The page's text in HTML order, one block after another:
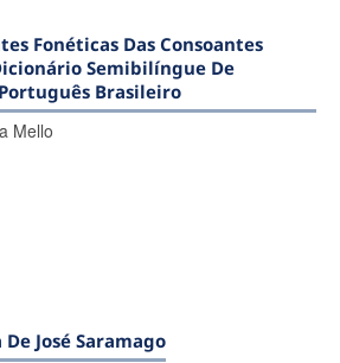
Fonéticas Das Consoantes
Semibilíngue De
Brasileiro
Mello
José Saramago